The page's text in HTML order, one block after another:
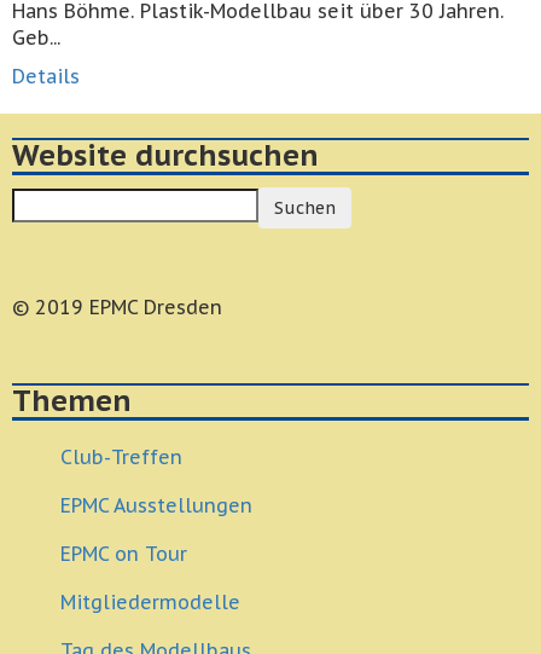
Hans Böhme. Plastik-Modellbau seit über 30 Jahren.
Geb...
Details
Website durchsuchen
Suchen
© 2019 EPMC Dresden
Themen
Club-Treffen
EPMC Ausstellungen
EPMC on Tour
Mitgliedermodelle